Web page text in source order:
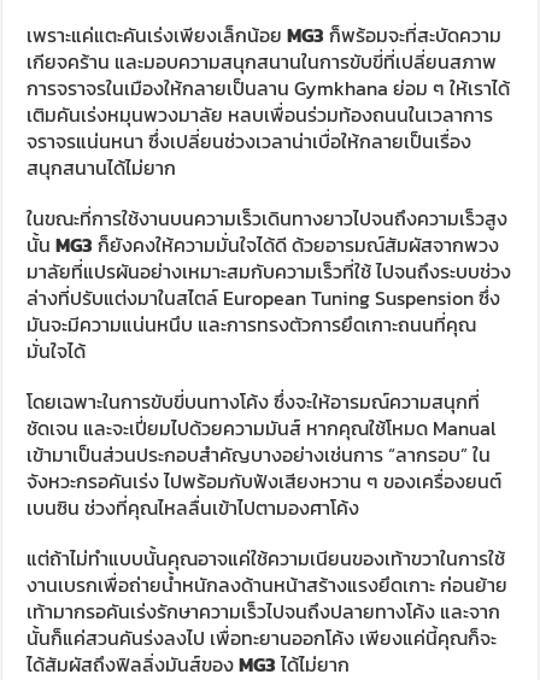
เพราะแค่แตะคันเร่งเพียงเล็กน้อยMG3 ก็พร้อมจะที่สะบัดความ
เกียจคร้าน และมอบความสนุกสนานในการขับขี่ที่เปลี่ยนสภาพ
การจราจรในเมืองให้กลายเป็นลาน Gymkhana ย่อม ๆ ให้เราได้
เติมคันเร่งหมุนพวงมาลัย หลบเพื่อนร่วมท้องถนนในเวลาการ
จราจรแน่นหนา ซึ่งเปลี่ยนช่วงเวลาน่าเบื่อให้กลายเป็นเรื่อง
สนุกสนานได้ไม่ยาก
ในขณะที่การใช้งานบนความเร็วเดินทางยาวไปจนถึงความเร็วสูง
นั้นMG3 ก็ยังคงให้ความมั่นใจได้ดี ด้วยอารมณ์สัมผัสจากพวง
มาลัยที่แปรผันอย่างเหมาะสมกับความเร็วที่ใช้ ไปจนถึงระบบช่วง
ล่างที่ปรับแต่งมาในสไตล์ European Tuning Suspension ซึ่ง
มันจะมีความแน่นหนึบ และการทรงตัวการยึดเกาะถนนที่คุณ
มั่นใจได้
โดยเฉพาะในการขับขี่บนทางโค้ง ซึ่งจะให้อารมณ์ความสนุกที่
ชัดเจน และจะเปี่ยมไปด้วยความมันส์ หากคุณใช้โหมด Manual
เข้ามาเป็นส่วนประกอบสำคัญบางอย่างเช่นการ “ลากรอบ” ใน
จังหวะกรอคันเร่ง ไปพร้อมกับฟังเสียงหวาน ๆ ของเครื่องยนต์
เบนซิน ช่วงที่คุณไหลลื่นเข้าไปตามองศาโค้ง
แต่ถ้าไม่ทำแบบนั้นคุณอาจแค่ใช้ความเนียนของเท้าขวาในการใช้
งานเบรกเพื่อถ่ายน้ำหนักลงด้านหน้าสร้างแรงยึดเกาะ ก่อนย้าย
เท้ามากรอคันเร่งรักษาความเร็วไปจนถึงปลายทางโค้ง และจาก
นั้นก็แค่สวนคันร่งลงไป เพื่อทะยานออกโค้ง เพียงแค่นี้คุณก็จะ
ได้สัมผัสถึงฟิลลิ่งมันส์ของMG3ได้ไม่ยาก